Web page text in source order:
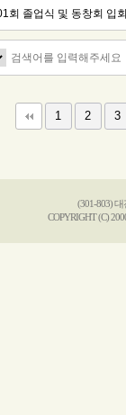
회 졸업식 및 동창회 입
1 2 3
(301-803)
COPYRIGHT (C)